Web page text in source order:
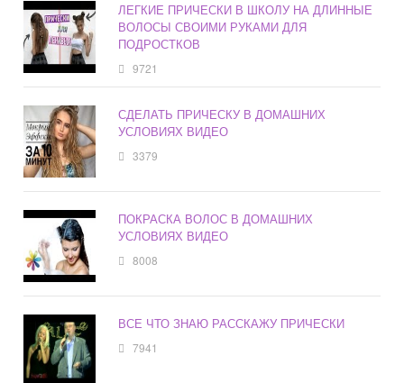
ЛЕГКИЕ ПРИЧЕСКИ В ШКОЛУ НА ДЛИННЫЕ
ВОЛОСЫ СВОИМИ РУКАМИ ДЛЯ
ПОДРОСТКОВ
9721
СДЕЛАТЬ ПРИЧЕСКУ В ДОМАШНИХ
УСЛОВИЯХ ВИДЕО
3379
ПОКРАСКА ВОЛОС В ДОМАШНИХ
УСЛОВИЯХ ВИДЕО
8008
ВСЕ ЧТО ЗНАЮ РАССКАЖУ ПРИЧЕСКИ
7941